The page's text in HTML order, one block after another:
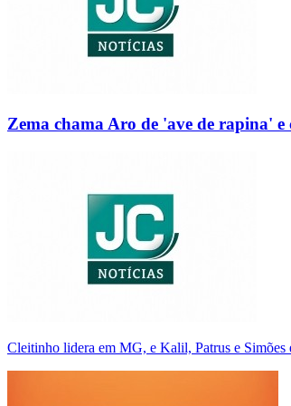
Zema chama Aro de 'ave de rapina'
Cleitinho lidera em MG, e Kalil, Patrus e Simões